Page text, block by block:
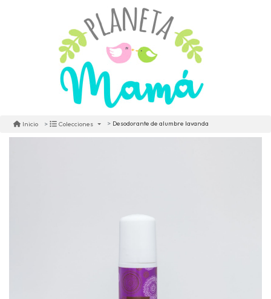
Inicio Colecciones Desodorante de alumbre lavanda